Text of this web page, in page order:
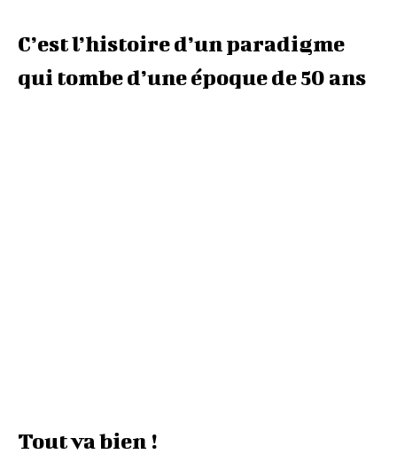
C’est l’histoire d’un paradigme
qui tombe d’une époque de 50 ans
Tout va bien !